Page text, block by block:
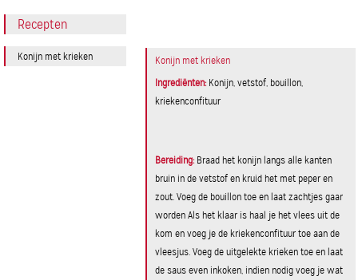
Recepten
Konijn met krieken
Konijn met krieken
Ingrediënten: Konijn, vetstof, bouillon,
kriekenconfituur
Bereiding: Braad het konijn langs alle kanten
bruin in de vetstof en kruid het met peper en
zout. Voeg de bouillon toe en laat zachtjes gaar
worden Als het klaar is haal je het vlees uit de
kom en voeg je de kriekenconfituur toe aan de
vleesjus. Voeg de uitgelekte krieken toe en laat
de saus even inkoken, indien nodig voeg je wat